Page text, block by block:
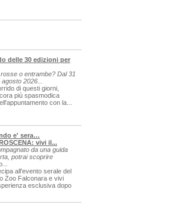
delle 30 edizioni per
o entrambe? Dal 31
2026...
di questi giorni,
più spasmodica
con la...
e' sera…
vivi il...
da una guida
potrai scoprire
all'evento serale del
Zoo Falconara e vivi
esclusiva dopo